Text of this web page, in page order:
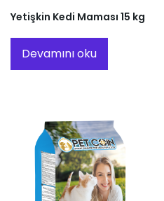
Yetişkin Kedi Maması 15 kg
Devamını oku